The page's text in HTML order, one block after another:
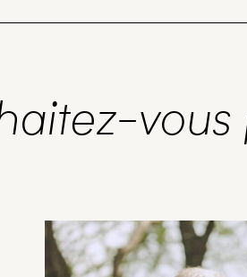
vous